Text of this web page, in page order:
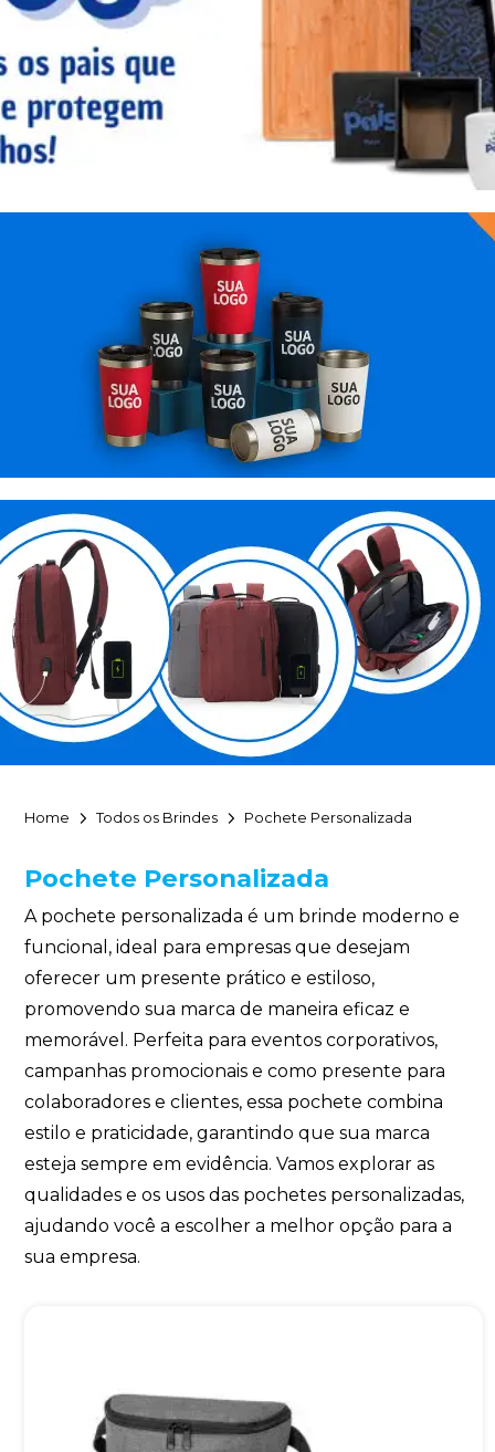
Home Todos os Brindes Pochete Personalizada
Pochete Personalizada
A pochete personalizada é um brinde moderno e
funcional, ideal para empresas que desejam
oferecer um presente prático e estiloso,
promovendo sua marca de maneira eficaz e
memorável. Perfeita para eventos corporativos,
campanhas promocionais e como presente para
colaboradores e clientes, essa pochete combina
estilo e praticidade, garantindo que sua marca
esteja sempre em evidência. Vamos explorar as
qualidades e os usos das pochetes personalizadas,
ajudando você a escolher a melhor opção para a
sua empresa.